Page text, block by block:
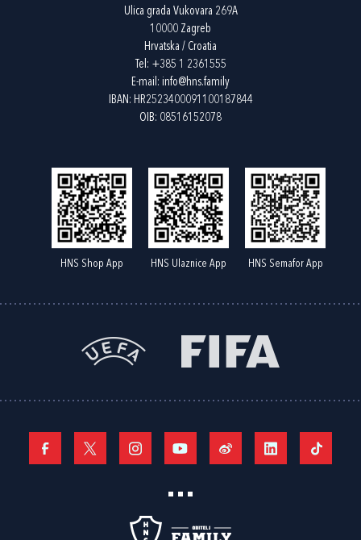
Ulica grada Vukovara 269A
10000 Zagreb
Hrvatska / Croatia
Tel: +385 1 2361555
E-mail: info@hns.family
IBAN: HR2523400091100187844
OIB: 08516152078
HNS Shop App HNS Ulaznice App HNS Semafor App